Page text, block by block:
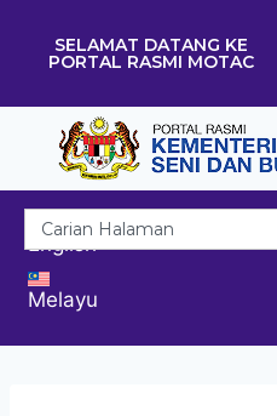
SELAMAT DATANG KE
PORTAL RASMI MOTAC
English
Melayu